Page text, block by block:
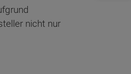
nicht nur